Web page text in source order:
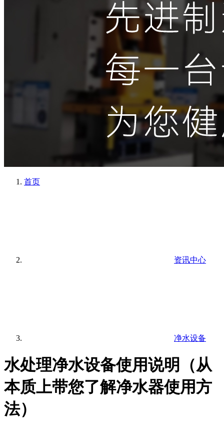
首页
资讯中心
净水设备
水处理净水设备使用说明（从
本质上带您了解净水器使用方
法）